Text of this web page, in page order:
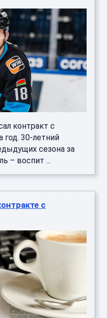
контракт с
30-летний
сезона за
– воспит ...
с